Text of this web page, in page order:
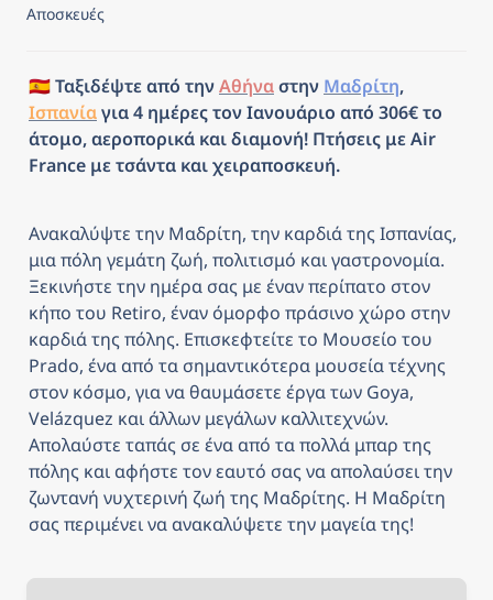
Αποσκευές
🇪🇸 Ταξιδέψτε από την Αθήνα στην Μαδρίτη
Ισπανία για 4 ημέρες τον Ιανουάριο από 306€ το
άτομο, αεροπορικά και διαμονή! Πτήσεις με Air
France με τσάντα και χειραποσκευή.
Ανακαλύψτε την Μαδρίτη, την καρδιά της Ισπανίας,
μια πόλη γεμάτη ζωή, πολιτισμό και γαστρονομία.
Ξεκινήστε την ημέρα σας με έναν περίπατο στον
κήπο του Retiro, έναν όμορφο πράσινο χώρο στην
καρδιά της πόλης. Επισκεφτείτε το Μουσείο του
Prado, ένα από τα σημαντικότερα μουσεία τέχνης
στον κόσμο, για να θαυμάσετε έργα των Goya,
Velázquez και άλλων μεγάλων καλλιτεχνών.
Απολαύστε ταπάς σε ένα από τα πολλά μπαρ της
πόλης και αφήστε τον εαυτό σας να απολαύσει την
ζωντανή νυχτερινή ζωή της Μαδρίτης. Η Μαδρίτη
σας περιμένει να ανακαλύψετε την μαγεία της!